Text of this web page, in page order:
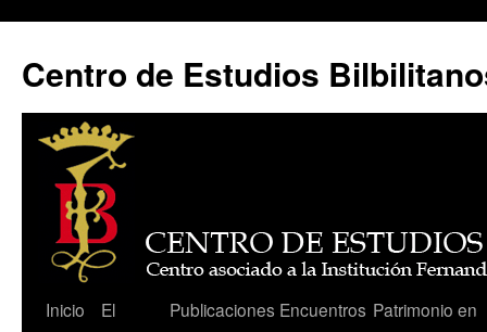
Centro de Estudios
Saltar
Inicio
El
Publicaciones Encuentros Patrimonio en